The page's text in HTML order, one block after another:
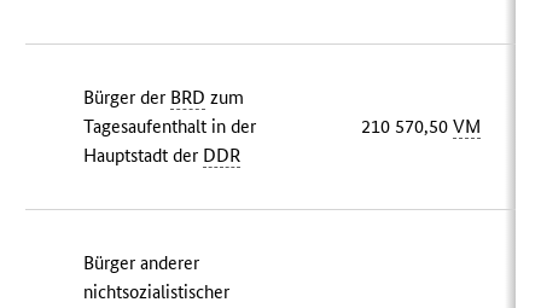
Bürger der BRD zum
Tagesaufenthalt in der
Hauptstadt der DDR
210 570,50VM
Bürger anderer
nichtsozialistischer